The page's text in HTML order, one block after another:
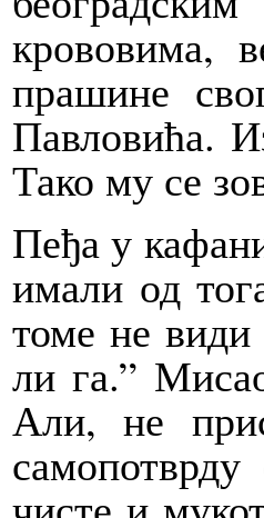
крововима,
прашине
Павловића.
Тако му се
Пеђа у
имали од
томе не
ли га.”
Али, не